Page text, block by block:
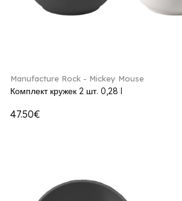
Manufacture Rock - Mickey Mouse
Комплект кружек 2 шт. 0,28 l
47.50€